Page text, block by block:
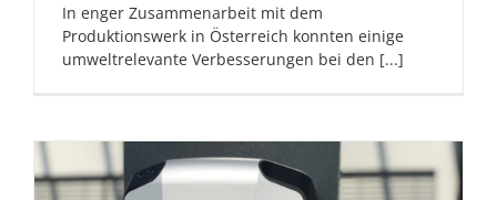
In enger Zusammenarbeit mit dem
Produktionswerk in Österreich konnten einige
umweltrelevante Verbesserungen bei den [...]